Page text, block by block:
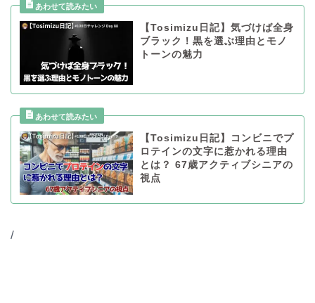
【Tosimizu日記】気づけば全身
ブラック！黒を選ぶ理由とモノ
トーンの魅力
【Tosimizu日記】コンビニでプ
ロテインの文字に惹かれる理由
とは？ 67歳アクティブシニアの
視点
/